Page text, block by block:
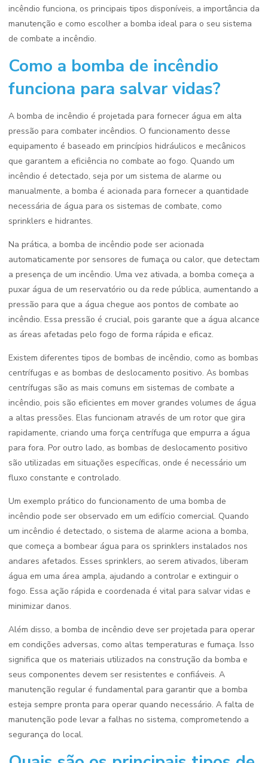
incêndio funciona, os principais tipos disponíveis, a importância da
manutenção e como escolher a bomba ideal para o seu sistema
de combate a incêndio.
Como a bomba de incêndio
funciona para salvar vidas?
A bomba de incêndio é projetada para fornecer água em alta
pressão para combater incêndios. O funcionamento desse
equipamento é baseado em princípios hidráulicos e mecânicos
que garantem a eficiência no combate ao fogo. Quando um
incêndio é detectado, seja por um sistema de alarme ou
manualmente, a bomba é acionada para fornecer a quantidade
necessária de água para os sistemas de combate, como
sprinklers e hidrantes.
Na prática, a bomba de incêndio pode ser acionada
automaticamente por sensores de fumaça ou calor, que detectam
a presença de um incêndio. Uma vez ativada, a bomba começa a
puxar água de um reservatório ou da rede pública, aumentando a
pressão para que a água chegue aos pontos de combate ao
incêndio. Essa pressão é crucial, pois garante que a água alcance
as áreas afetadas pelo fogo de forma rápida e eficaz.
Existem diferentes tipos de bombas de incêndio, como as bombas
centrífugas e as bombas de deslocamento positivo. As bombas
centrífugas são as mais comuns em sistemas de combate a
incêndio, pois são eficientes em mover grandes volumes de água
a altas pressões. Elas funcionam através de um rotor que gira
rapidamente, criando uma força centrífuga que empurra a água
para fora. Por outro lado, as bombas de deslocamento positivo
são utilizadas em situações específicas, onde é necessário um
fluxo constante e controlado.
Um exemplo prático do funcionamento de uma bomba de
incêndio pode ser observado em um edifício comercial. Quando
um incêndio é detectado, o sistema de alarme aciona a bomba,
que começa a bombear água para os sprinklers instalados nos
andares afetados. Esses sprinklers, ao serem ativados, liberam
água em uma área ampla, ajudando a controlar e extinguir o
fogo. Essa ação rápida e coordenada é vital para salvar vidas e
minimizar danos.
Além disso, a bomba de incêndio deve ser projetada para operar
em condições adversas, como altas temperaturas e fumaça. Isso
significa que os materiais utilizados na construção da bomba e
seus componentes devem ser resistentes e confiáveis. A
manutenção regular é fundamental para garantir que a bomba
esteja sempre pronta para operar quando necessário. A falta de
manutenção pode levar a falhas no sistema, comprometendo a
segurança do local.